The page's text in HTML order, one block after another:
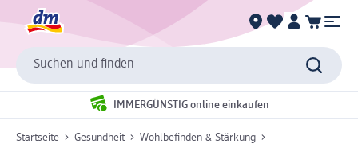
Suchen und finden
IMMERGÜNSTIG online einkaufen
Startseite Gesundheit
Wohlbefinden & Stärkung